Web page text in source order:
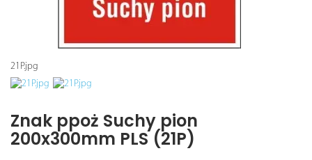
21P.jpg
Znak ppoż Suchy pion
200x300mm PLS (21P)